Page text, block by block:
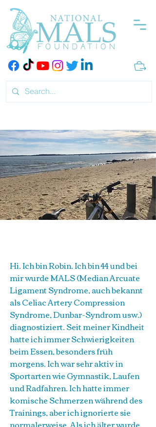
Hi. Ich bin Robin. Ich bin 44 und bei
mir wurde MALS (Median Arcuate
Ligament Syndrome, auch bekannt
als Celiac Artery Compression
Syndrome, Dunbar-Syndrom usw.)
diagnostiziert. Seit meiner Kindheit
hatte ich immer Schwierigkeiten
beim Essen, besonders früh
morgens. Ich war sehr aktiv in
Sportarten wie Gymnastik, Laufen
und Radfahren. Ich hatte immer
komische Schmerzen während des
Trainings, aber ich ignorierte sie